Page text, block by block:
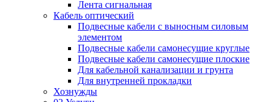
Лента сигнальная
Кабель оптический
Подвесные кабели с выносным силовым
элементом
Подвесные кабели самонесущие круглые
Подвесные кабели самонесущие плоские
Для кабельной канализации и грунта
Для внутренней прокладки
Хознужды